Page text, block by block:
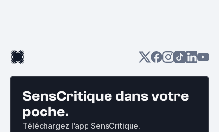
SensCritique dans votre
poche.
Téléchargez l’app SensCritique.